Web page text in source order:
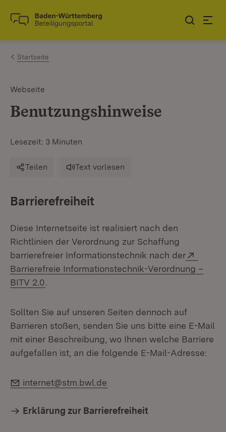
Zum Inhalt springen
Link zur Startseite
Startseite
Webseite
Benutzungshinweise
Lesezeit: 3 Minuten
Teilen Text vorlesen
Barrierefreiheit
Diese Internetseite ist realisiert nach den
Richtlinien der Verordnung zur Schaffung
barrierefreier Informationstechnik nach der
Barrierefreie Informationstechnik-Verordnung –
BITV 2.0
Sollten Sie auf unseren Seiten dennoch auf
Barrieren stoßen, senden Sie uns bitte eine E-Mail
mit einer Beschreibung, wo Ihnen welche Barriere
aufgefallen ist, an die folgende E-Mail-Adresse:
E-Mail:
internet@stm.bwl.de
Erklärung zur Barrierefreiheit